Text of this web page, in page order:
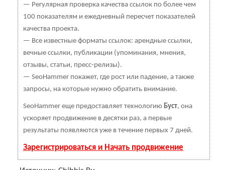
— Регулярная проверка качества ссылок по более чем
100 показателям и ежедневный пересчет показателей
качества проекта.
— Все известные форматы ссылок: арендные ссылки,
вечные ссылки, публикации (упоминания, мнения,
отзывы, статьи, пресс-релизы).
— SeoHammer покажет, где рост или падение, а также
запросы, на которые нужно обратить внимание.
SeoHammer еще предоставляет технологию Буст, она
ускоряет продвижение в десятки раз, а первые
результаты появляются уже в течение первых 7 дней.
Зарегистрироваться и Начать продвижение